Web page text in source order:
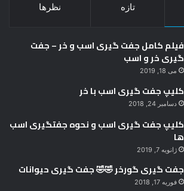
تازه نظرها
فیلم کامل جفت گیری اسب و خر – جفت
گیری خر و اسب
می 18, 2019
کلیپ جفت گیری اسب با خر
دسامبر 24, 2018
کلیپ جفت گیری اسب و نحوه جفتگیری اسب
ها
ژانویه 7, 2019
جفت گیری گورخر 🤣🤣 جفت گیری حیوانات
فوریه 17, 2018